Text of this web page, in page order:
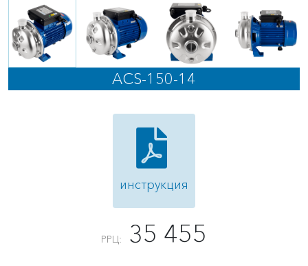
ACS-150-14
инструкция
РРЦ: 35 455